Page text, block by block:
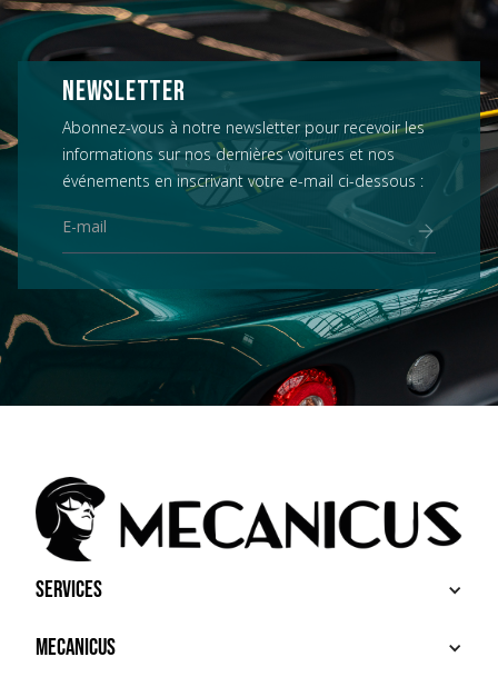
NEWSLETTER
Abonnez-vous à notre newsletter pour recevoir les
informations sur nos dernières voitures et nos
événements en inscrivant votre e-mail ci-dessous :
Services
ACHETER
VENDRE
Mecanicus